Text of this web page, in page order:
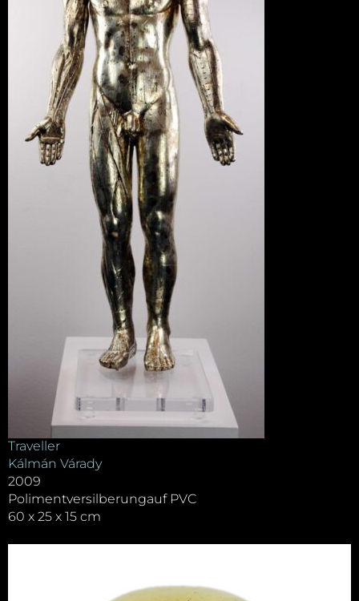
Traveller
Kálmán Várady
2009
Polimentversilberungauf PVC
60 x 25 x 15 cm